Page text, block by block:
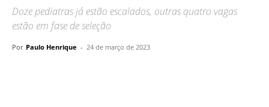
Doze pediatras já estão escalados, outras quatro vagas
estão em fase de seleção
Por Paulo Henrique - 24 de março de 2023